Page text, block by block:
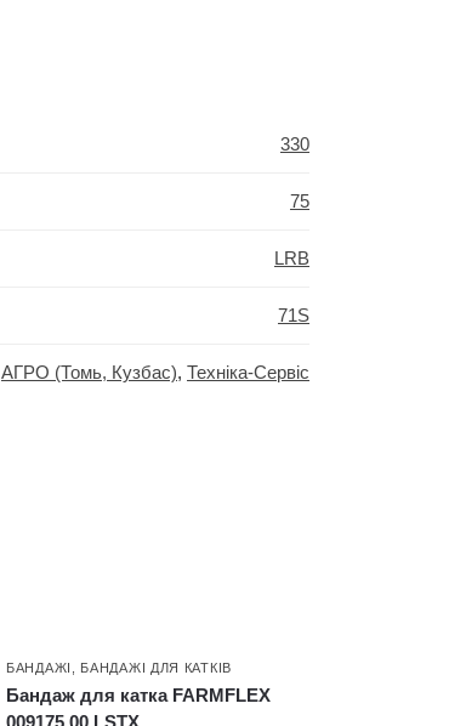
330
75
LRB
71S
АГРО (Томь, Кузбас), Техніка-Сервіс
БАНДАЖІ , БАНДАЖІ ДЛЯ КАТКІВ
Бандаж для катка FARMFLEX